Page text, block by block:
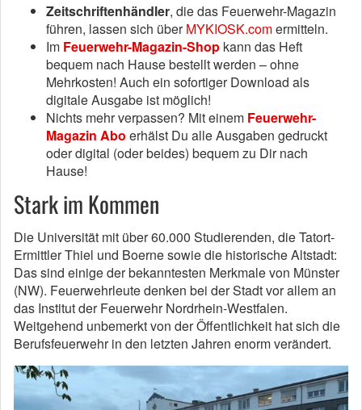
Zeitschriftenhändler, die das Feuerwehr-Magazin
führen, lassen sich überMYKIOSK.comermitteln.
Im Feuerwehr-Magazin-Shop kann das Heft
bequem nach Hause bestellt werden – ohne
Mehrkosten! Auch ein sofortiger Download als
digitale Ausgabe ist möglich!
Nichts mehr verpassen? Mit einem Feuerwehr-
Magazin Abo erhälst Du alle Ausgaben gedruckt
oder digital (oder beides) bequem zu Dir nach
Hause!
Stark im Kommen
Die Universität mit über 60.000 Studierenden, die Tatort-
Ermittler Thiel und Boerne sowie die historische Altstadt:
Das sind einige der bekanntesten Merkmale von Münster
(NW). Feuerwehrleute denken bei der Stadt vor allem an
das Institut der Feuerwehr Nordrhein-Westfalen.
Weitgehend unbemerkt von der Öffentlichkeit hat sich die
Berufsfeuerwehr in den letzten Jahren enorm verändert.